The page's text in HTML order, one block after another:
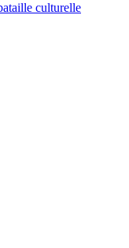
culturelle